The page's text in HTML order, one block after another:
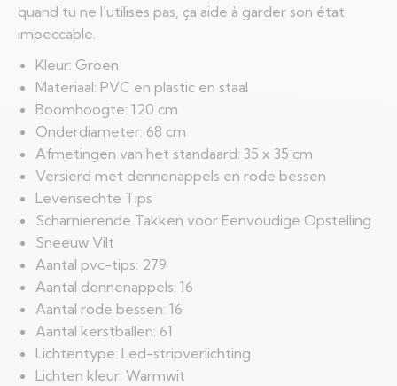
quand tu ne l’utilises pas, ça aide à garder son état
impeccable.
Kleur: Groen
Materiaal: PVC en plastic en staal
Boomhoogte: 120 cm
Onderdiameter: 68 cm
Afmetingen van het standaard: 35 x 35 cm
Versierd met dennenappels en rode bessen
Levensechte Tips
Scharnierende Takken voor Eenvoudige Opstelling
Sneeuw Vilt
Aantal pvc-tips: 279
Aantal dennenappels: 16
Aantal rode bessen: 16
Aantal kerstballen: 61
Lichtentype: Led-stripverlichting
Lichten kleur: Warmwit